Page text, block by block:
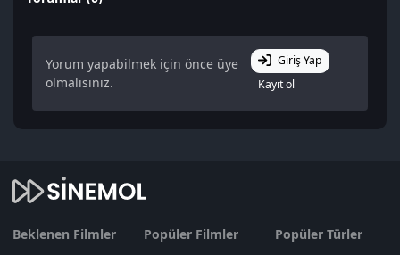
Yorum yapabilmek için önce üye
olmalısınız.
Giriş Yap
Kayıt ol
Beklenen Filmler
Popüler Filmler
Popüler Türler